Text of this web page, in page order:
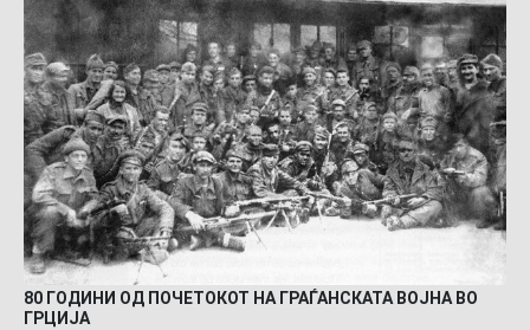
80 ГОДИНИ ОД ПОЧЕТОКОТ НА ГРАЃАНСКАТА ВОЈНА ВО
ГРЦИЈА